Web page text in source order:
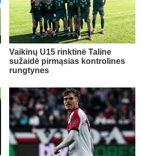
Vaikinų U15 rinktinė Taline
sužaidė pirmąsias kontrolines
rungtynes